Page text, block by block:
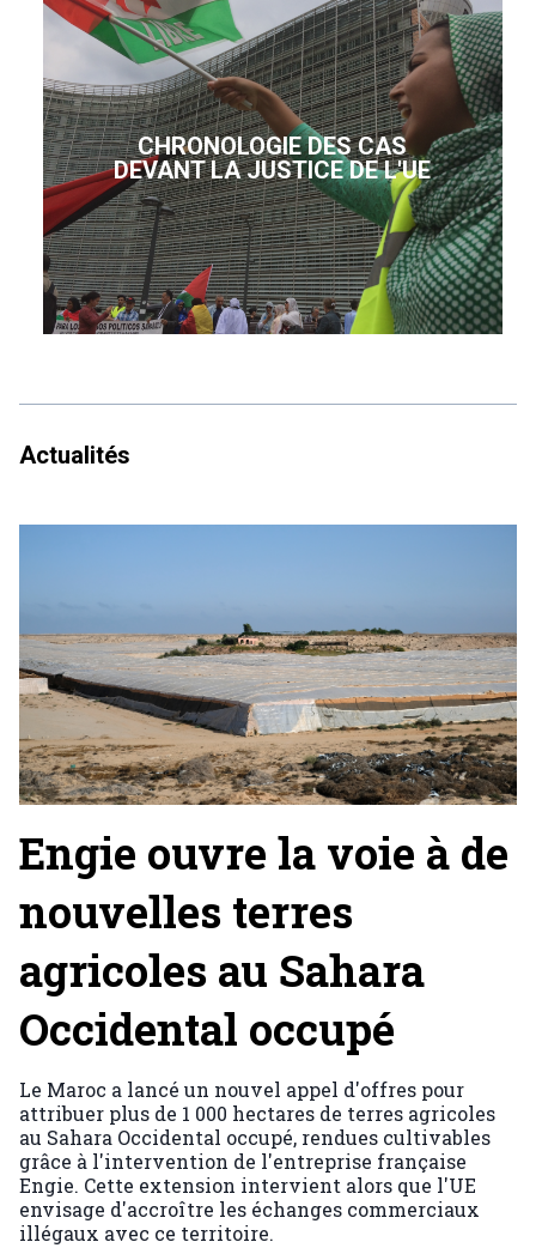
CHRONOLOGIE DES CAS
DEVANT LA JUSTICE DE L'UE
Actualités
Engie ouvre la voie à de
nouvelles terres
agricoles au Sahara
Occidental occupé
Le Maroc a lancé un nouvel appel d'offres pour
attribuer plus de 1 000 hectares de terres agricoles
au Sahara Occidental occupé, rendues cultivables
grâce à l'intervention de l'entreprise française
Engie. Cette extension intervient alors que l'UE
envisage d'accroître les échanges commerciaux
illégaux avec ce territoire.